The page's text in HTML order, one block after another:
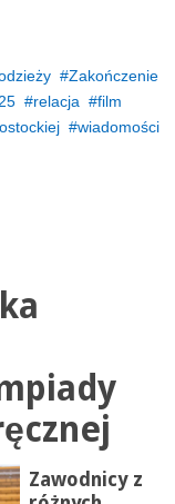
Zakończenie
relacja
film
wiadomości
Zawodnicy z